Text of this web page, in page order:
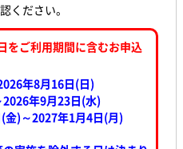
ください。
をご利用期間に含むお申込
年8月16日(日)
年9月23日(水)
)～2027年1月4日(月)